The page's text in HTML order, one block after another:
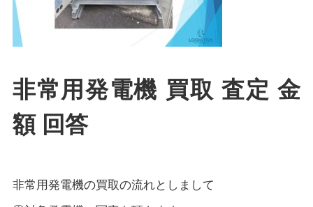
非常用発電機 買取 査定 金
額 回答
非常用発電機の買取の流れとしまして